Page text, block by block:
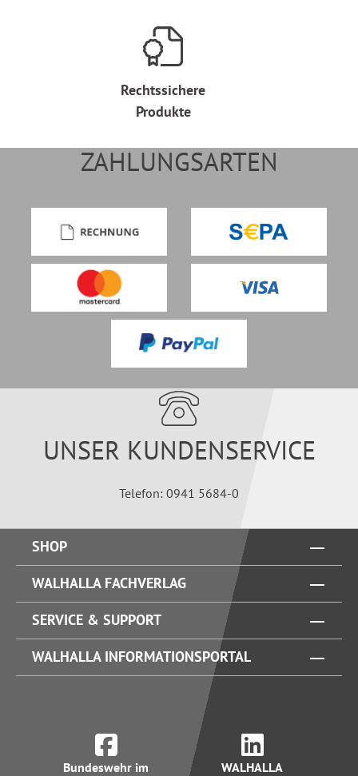
Rechtssichere
Produkte
ZAHLUNGSARTEN
UNSER KUNDENSERVICE
Telefon: 0941 5684-0
SHOP
WALHALLA FACHVERLAG
SERVICE & SUPPORT
WALHALLA INFORMATIONSPORTAL
Bundeswehr im WALHALLA